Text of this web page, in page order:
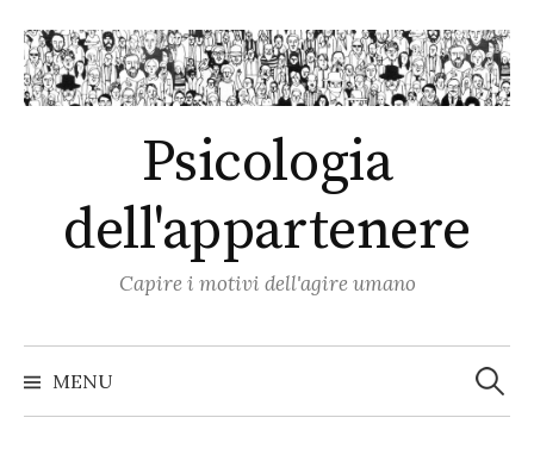
to
content
Psicologia
dell'appartenere
Capire i motivi dell'agire umano
MENU per: